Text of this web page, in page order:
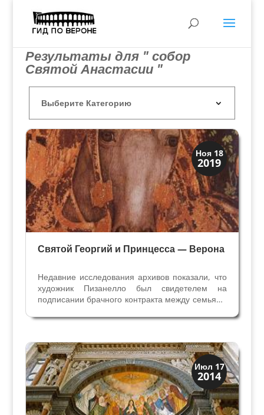
Результаты для " собор
Святой Анастасии "
Ноя 18
2019
Искусство
Художники
Святой Георгий и Принцесса — Верона
Недавние исследования архивов показали, что
художник Пизанелло был свидетелем на
подписании брачного контракта между семьями
Это позволяет думать, что именно в это время
Пеллегрини, и что его...
Июл 17
2014
Скрытая Верона
Церкви